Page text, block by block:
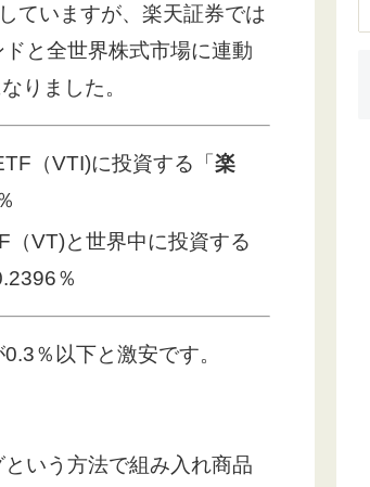
ていますが、楽天証券では
と全世界株式市場に連動
りました。
（VTI)に投資する「楽
VT)と世界中に投資する
％
％以下と激安です。
いう方法で組み入れ商品